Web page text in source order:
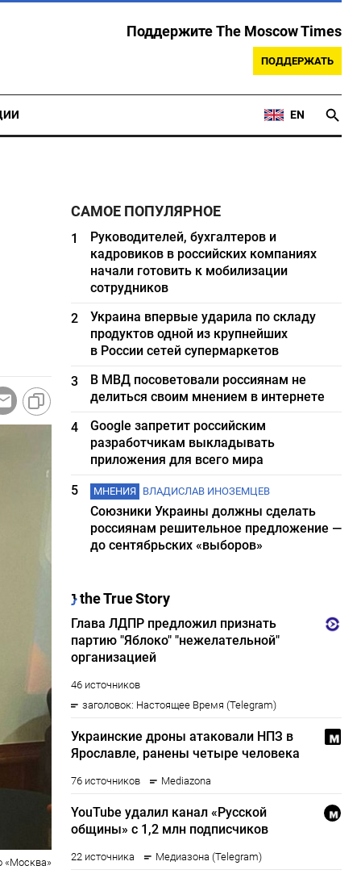
Поддержите The Moscow Times
ПОДДЕРЖАТЬ
EN
«Москва»
САМОЕ ПОПУЛЯРНОЕ
1
Руководителей, бухгалтеров и
кадровиков в российских компаниях
начали готовить к мобилизации
сотрудников
2
Украина впервые ударила по складу
продуктов одной из крупнейших
в России сетей супермаркетов
3
В МВД посоветовали россиянам не
делиться своим мнением в интернете
4
Google запретит российским
разработчикам выкладывать
приложения для всего мира
5
МНЕНИЯ ВЛАДИСЛАВ ИНОЗЕМЦЕВ
Союзники Украины должны сделать
россиянам решительное предложение —
до сентябрьских «выборов»